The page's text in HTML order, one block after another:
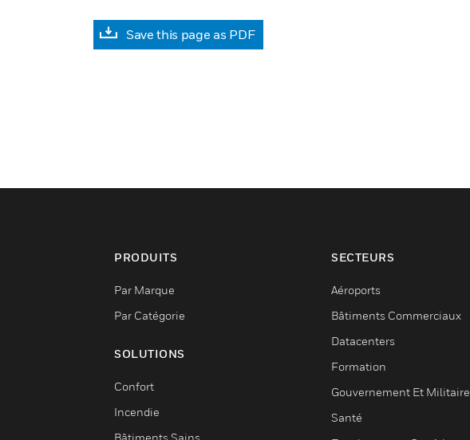
Save this page as PDF
PRODUITS
Par Marque
Par Catégorie
SOLUTIONS
Confort
Incendie
Bâtiments Sains
SECTEURS
Aéroports
Bâtiments Commerciaux
Datacenters
Formation
Gouvernement Et Militaire
Santé